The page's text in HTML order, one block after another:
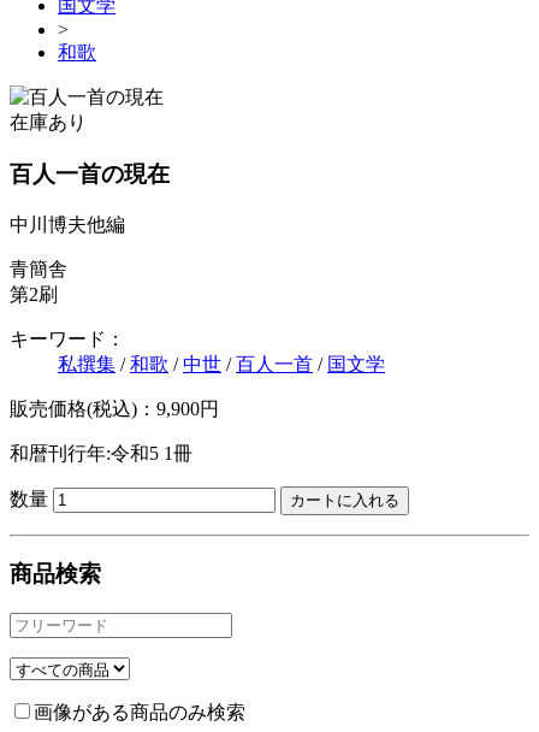
国文学
>
和歌
在庫あり
百人一首の現在
中川博夫他編
青簡舎
第2刷
キーワード：
私撰集 /和歌 /中世 /百人一首 / 国文学
販売価格(税込)：9,900円
和暦刊行年:令和5 1冊
数量
商品検索
画像がある商品のみ検索